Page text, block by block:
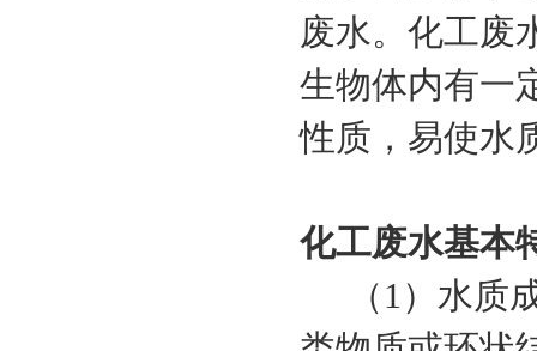
废水。化工废
生物体内有一
性质，易使水
化工废水基本
（1）水质